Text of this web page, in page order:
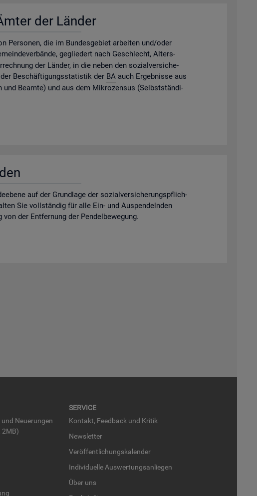
der Län­der
Per­so­nen, die im Bun­des­ge­biet ar­bei­ten und/oder
ge­glie­dert nach Ge­schlecht, Al­ters­
der Län­der, in die neben den so­zi­al­ver­si­che­
Be­schäf­ti­gungs­sta­tis­tik der BAauch Er­geb­nis­se aus
und Be­am­te) und aus dem Mi­kro­zen­sus (Selbst­stän­di­
auf der Grund­la­ge der so­zi­al­ver­si­che­rungs­pflich­
Sie voll­stän­dig für alle Ein- und Aus­pen­deln­den
der Ent­fer­nung der Pen­del­be­we­gung.
Neue­run­gen
2MB)
SER­VICE
Kon­takt, Feed­back und Kri­tik
News­let­ter
Ver­öf­fent­li­chungs­ka­len­der
In­di­vi­du­el­le Aus­wer­tungs­an­lie­gen
Über uns